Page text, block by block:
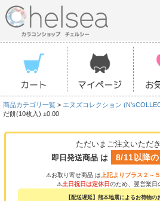
商品カテゴリ一覧 > エヌズコレクション
だ餅(10枚入) ±0.00
ただいまご注文いただき
即日発送商品 は
8/11以降の
⚠お取り寄せ商品 は 上記よりプラス２～
⚠土日祝日は定休日のため、翌営業日
【配送遅延】熊本地震によるお荷物